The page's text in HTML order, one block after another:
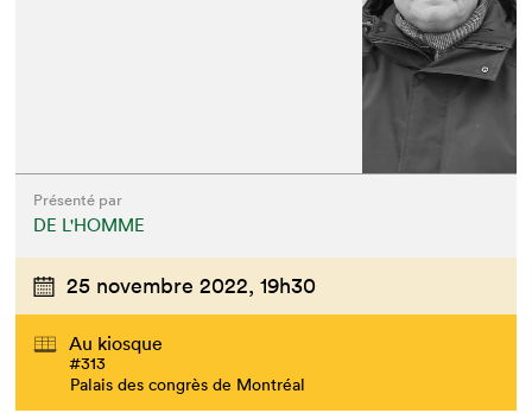
Présenté par
DE L'HOMME
25 novembre 2022, 19h30
Au kiosque
#313
Palais des congrès de Montréal